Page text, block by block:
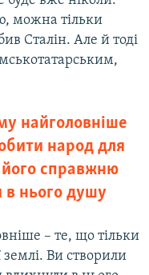
можна тільки
Сталін. Але й тоді
найголовніше
народ для
його справжню
в нього душу
– те, що тільки
землі. Ви створили